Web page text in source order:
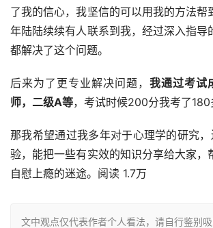
了我的信心，我坚信的可以用我的方法帮
年陆陆续续有人联系到我，经过深入指导
都解决了这个问题。
后来为了更专业解决问题， 我通过考试
师，二级A等，考试时候200分我考了180
那我希望通过我多年对于心理学的研究
验，能把一些有实效的知识分享给大家，
自慰上瘾的迷途。阅读 1.7万
文中观点仅代表作者个人看法，请自行鉴别吸